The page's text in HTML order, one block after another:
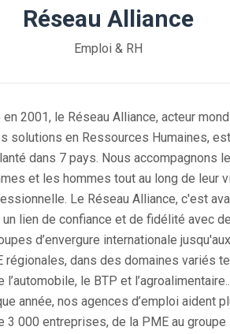
Réseau Alliance
Emploi & RH
en 2001, le Réseau Alliance, acteur
solutions en Ressources Humaines, est
dans 7 pays. Nous accompagnons
et les hommes tout au long de leur
Le Réseau Alliance, c'est
un lien de confiance et de fidélité avec
d’envergure internationale jusqu'aux
régionales, dans des domaines variés
l’automobile, le BTP et
année, nos agences d’emploi aident
3 000 entreprises, de la PME au groupe